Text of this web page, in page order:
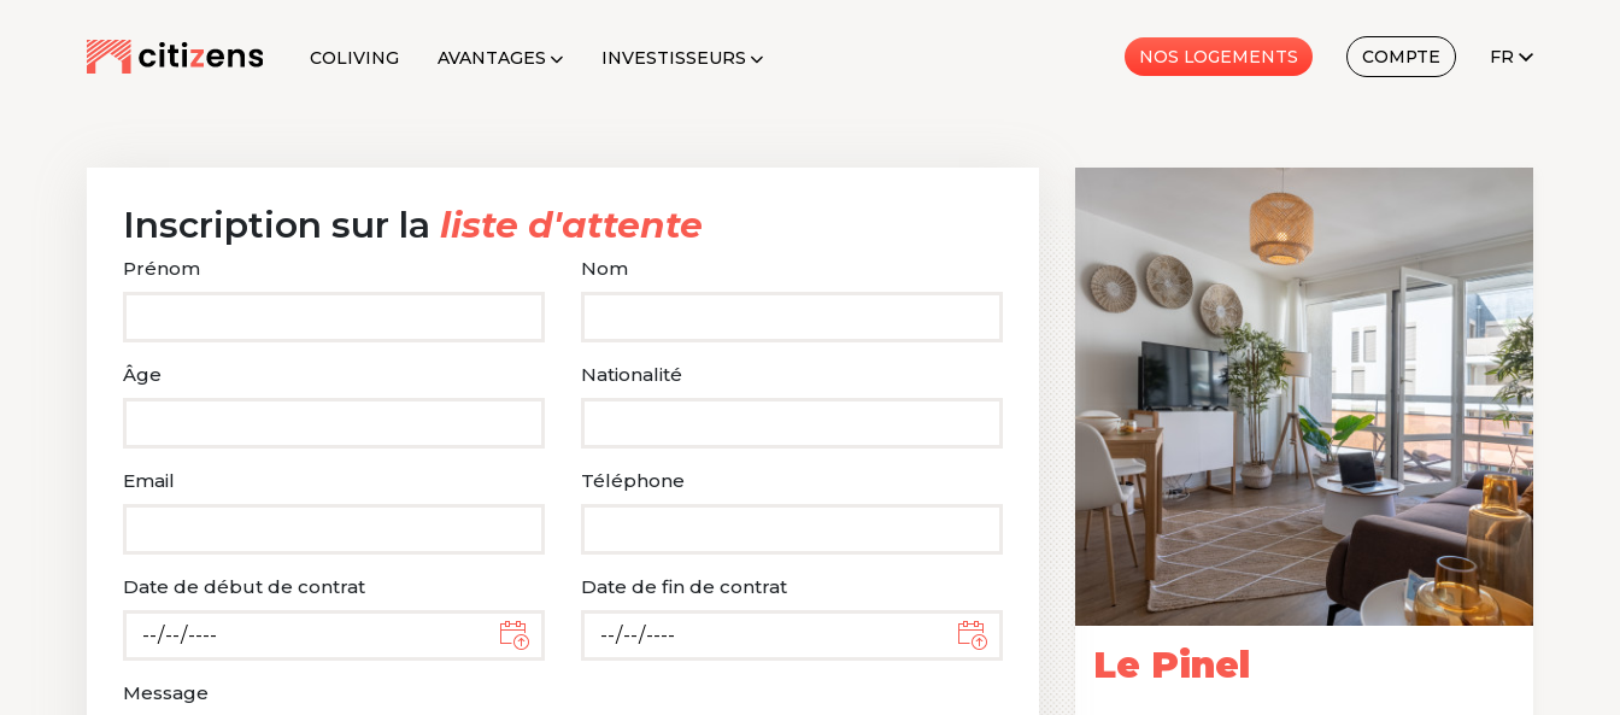
COLIVING AVANTAGES INVESTISSEURS NOS LOGEMENTS COMPTE FR
Inscription sur la liste d'attente
Prénom Nom
Âge Nationalité
Email Téléphone
Date de début de contrat Date de fin de contrat
Message
Le Pinel